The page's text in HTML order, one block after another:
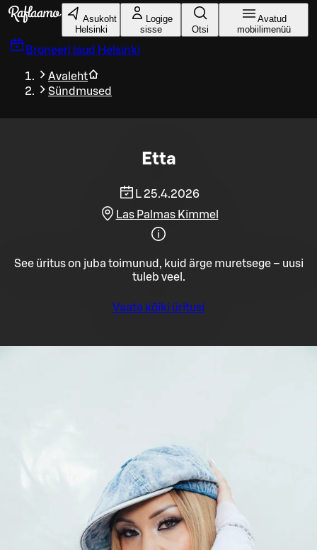
Liigu peamise sisu juurde
Asukoht
Helsinki
Logige
sisse
Otsi
Avatud
mobiilimenüü
Broneeri laud Helsinki
Avaleht
Sündmused
Etta
L 25.4.2026
Las Palmas Kimmel
See üritus on juba toimunud, kuid ärge muretsege – uusi
tuleb veel.
Vaata kõiki üritusi